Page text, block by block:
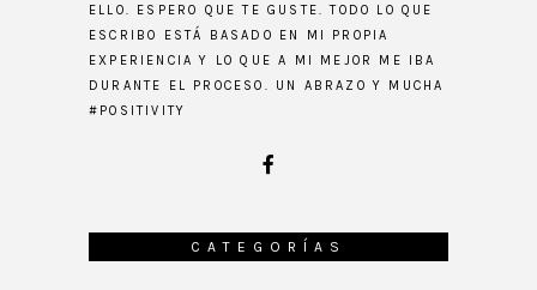
ELLO. ESPERO QUE TE GUSTE. TODO LO QUE
ESCRIBO ESTÁ BASADO EN MI PROPIA
EXPERIENCIA Y LO QUE A MI MEJOR ME IBA
DURANTE EL PROCESO. UN ABRAZO Y MUCHA
#POSITIVITY
CATEGORÍAS